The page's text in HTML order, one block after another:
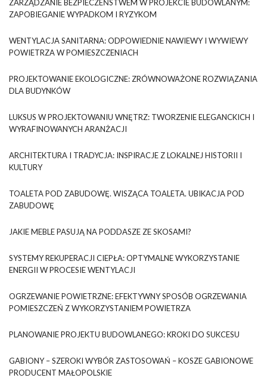
ZARZĄDZANIE BEZPIECZEŃSTWEM W PROJEKCIE BUDOWLANYM:
ZAPOBIEGANIE WYPADKOM I RYZYKOM
WENTYLACJA SANITARNA: ODPOWIEDNIE NAWIEWY I WYWIEWY
POWIETRZA W POMIESZCZENIACH
PROJEKTOWANIE EKOLOGICZNE: ZRÓWNOWAŻONE ROZWIĄZANIA
DLA BUDYNKÓW
LUKSUS W PROJEKTOWANIU WNĘTRZ: TWORZENIE ELEGANCKICH I
WYRAFINOWANYCH ARANŻACJI
ARCHITEKTURA I TRADYCJA: INSPIRACJE Z LOKALNEJ HISTORII I
KULTURY
TOALETA POD ZABUDOWĘ. WISZĄCA TOALETA. UBIKACJA POD
ZABUDOWĘ
JAKIE MEBLE PASUJĄ NA PODDASZE ZE SKOSAMI?
SYSTEMY REKUPERACJI CIEPŁA: OPTYMALNE WYKORZYSTANIE
ENERGII W PROCESIE WENTYLACJI
OGRZEWANIE POWIETRZNE: EFEKTYWNY SPOSÓB OGRZEWANIA
POMIESZCZEŃ Z WYKORZYSTANIEM POWIETRZA
PLANOWANIE PROJEKTU BUDOWLANEGO: KROKI DO SUKCESU
GABIONY – SZEROKI WYBÓR ZASTOSOWAŃ – KOSZE GABIONOWE
PRODUCENT MAŁOPOLSKIE